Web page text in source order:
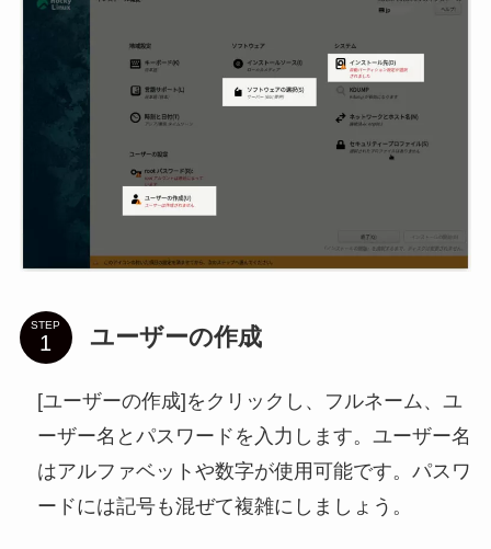
STEP ユーザーの作成
[ユーザーの作成]をクリックし、フルネーム、ユ
ーザー名とパスワードを入力します。ユーザー名
はアルファベットや数字が使用可能です。パスワ
ードには記号も混ぜて複雑にしましょう。